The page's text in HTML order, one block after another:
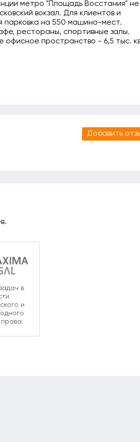
метро "Площадь Восстания" не
вокзал. Для клиентов и
парковка на 550 машино-мест.
рестораны, спортивные залы.
офисное пространство - 6,5 тыс.
Добавить
в
и